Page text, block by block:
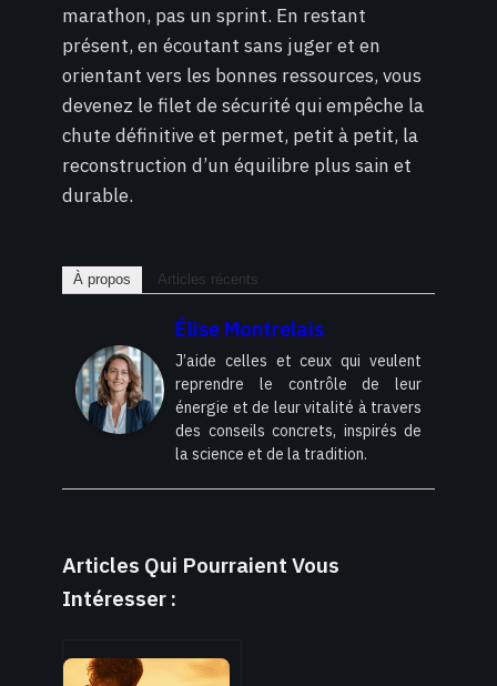
marathon, pas un sprint. En restant
présent, en écoutant sans juger et en
orientant vers les bonnes ressources, vous
devenez le filet de sécurité qui empêche la
chute définitive et permet, petit à petit, la
reconstruction d’un équilibre plus sain et
durable.
À propos Articles récents
Élise Montrelais
J’aide celles et ceux qui veulent
reprendre le contrôle de leur
énergie et de leur vitalité à travers
des conseils concrets, inspirés de
la science et de la tradition.
Articles Qui Pourraient Vous
Intéresser :